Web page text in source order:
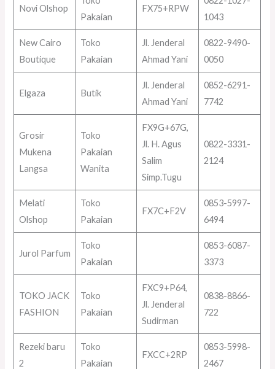
Novi Olshop
Pakaian
FX75+RPW
1043
New Cairo
Boutique
Toko
Pakaian
Jl. Jenderal
Ahmad Yani
0822-9490-
0050
Elgaza Butik
Jl. Jenderal
Ahmad Yani
0852-6291-
7742
Grosir
Mukena
Langsa
Toko
Pakaian
Wanita
FX9G+67G,
Jl. H. Agus
Salim
Simp.Tugu
0822-3331-
2124
Melati
Olshop
Toko
Pakaian
FX7C+F2V
0853-5997-
6494
Jurol Parfum
Toko
Pakaian
0853-6087-
3373
TOKO JACK
FASHION
Toko
Pakaian
FXC9+P64,
Jl. Jenderal
Sudirman
0838-8866-
722
Rezeki baru
2
Toko
Pakaian
FXCC+2RP
0853-5998-
2467